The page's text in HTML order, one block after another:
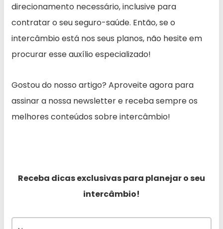
direcionamento necessário, inclusive para
contratar o seu seguro-saúde. Então, se o
intercâmbio está nos seus planos, não hesite em
procurar esse auxílio especializado!
Gostou do nosso artigo? Aproveite agora para
assinar a nossa newsletter e receba sempre os
melhores conteúdos sobre intercâmbio!
Receba dicas exclusivas para planejar o seu
intercâmbio!